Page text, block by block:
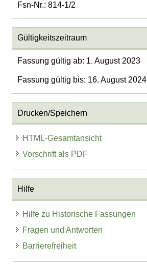
Fsn-Nr.: 814-1/2
Gültigkeitszeitraum
Fassung gültig ab: 1. August 2023
Fassung gültig bis: 16. August 2024
Drucken/Speichern
HTML-Gesamtansicht
Vorschrift als PDF
Hilfe
Hilfe zu Historische Fassungen
Fragen und Antworten
Barrierefreiheit